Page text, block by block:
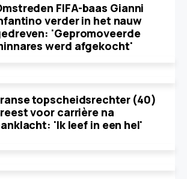
FIFA-baas Gianni
verder in het nauw
'Gepromoveerde
werd afgekocht'
topscheidsrechter (40)
voor carrière na
'Ik leef in een hel'